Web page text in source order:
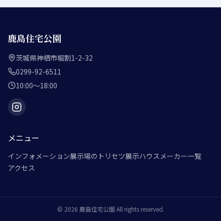
鹿島住宅公園
茨城県神栖市堀割1-2-32
0299-92-6511
10:00～18:00
メニュー
インフォメーション展示場のトリセツ展示ハウスメーカー一覧
アクセス
© 2026 鹿島住宅公園 All rights reserved.